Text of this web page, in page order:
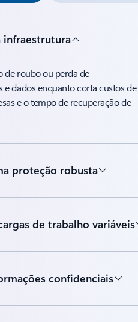
infraestrutura
de roubo ou perda de
e dados enquanto corta custos de
e o tempo de recuperação de
proteção robusta
de trabalho variáveis
confidenciais